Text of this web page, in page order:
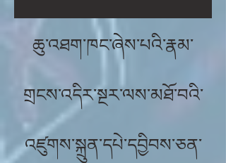
ཆུ་འཐག་ཁང་ཞེས་པའི་རྣམ་
གྲངས་འདིར་སྔར་ལས་མཐོ་བའི་
འཛུགས་སྐྲུན་དཔེ་དབྱིབས་ཅན་